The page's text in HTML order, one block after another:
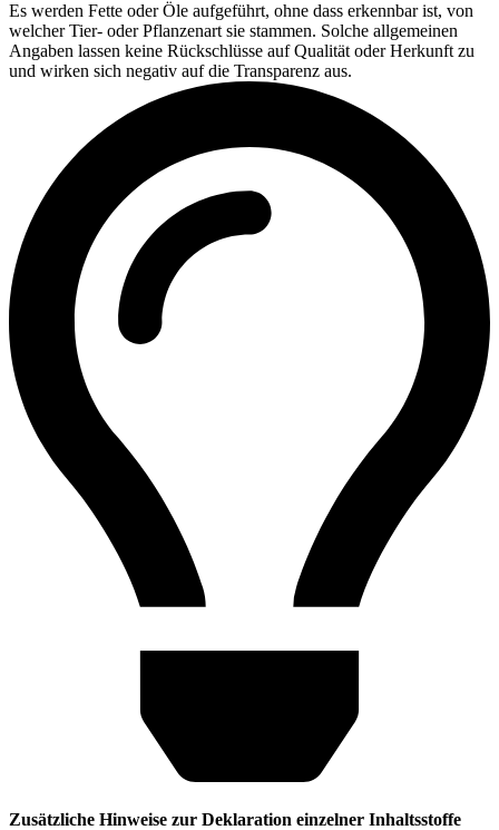
Es werden Fette oder Öle aufgeführt, ohne dass erkennbar ist, von
welcher Tier- oder Pflanzenart sie stammen. Solche allgemeinen
Angaben lassen keine Rückschlüsse auf Qualität oder Herkunft zu
und wirken sich negativ auf die Transparenz aus.
Zusätzliche Hinweise zur Deklaration einzelner Inhaltsstoffe